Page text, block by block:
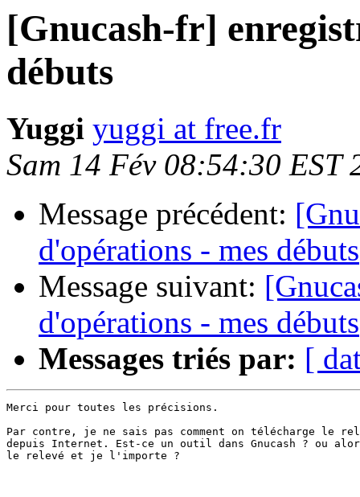
[Gnucash-fr]
débuts
Yuggi yuggi at free.fr
Sam 14 Fév 08:54:30 EST
Message précédent:
d'opérations - mes débuts
Message suivant:
d'opérations - mes débuts
Messages triés par: [
Merci pour toutes les précisions.
Par contre, je ne sais pas comment on télécharge le
depuis Internet. Est-ce un outil dans Gnucash ? ou
le relevé et je l'importe ?